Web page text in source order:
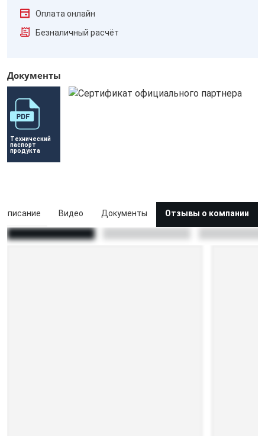
Оплата онлайн
Безналичный расчёт
Документы
Технический
паспорт
продукта
Описание Видео Документы Отзывы о компании